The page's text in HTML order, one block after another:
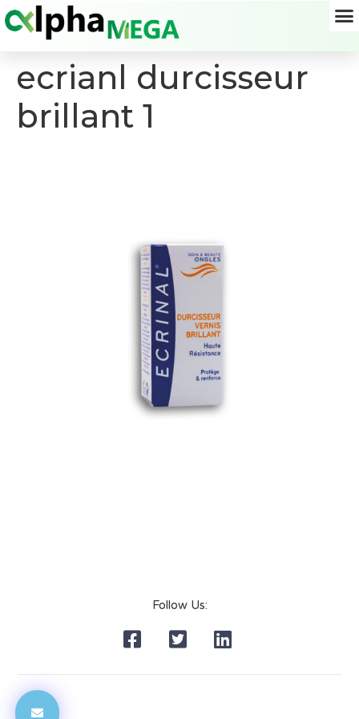
ecrianl durcisseur
brillant 1
Follow Us: